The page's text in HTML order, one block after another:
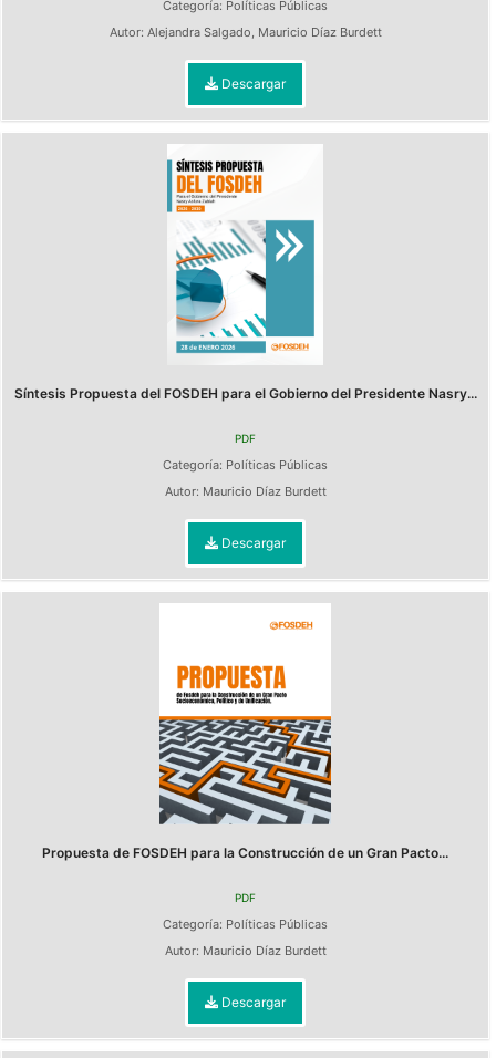
Categoría: Políticas Públicas
Autor: Alejandra Salgado, Mauricio Díaz Burdett
Descargar
Síntesis Propuesta del FOSDEH para el Gobierno del Presidente Nasry...
PDF
Categoría: Políticas Públicas
Autor: Mauricio Díaz Burdett
Descargar
Propuesta de FOSDEH para la Construcción de un Gran Pacto...
PDF
Categoría: Políticas Públicas
Autor: Mauricio Díaz Burdett
Descargar